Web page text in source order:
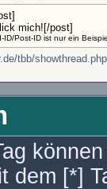
mich![/post]
ID/Post-ID ist nur ein
tbb/
dem [*]